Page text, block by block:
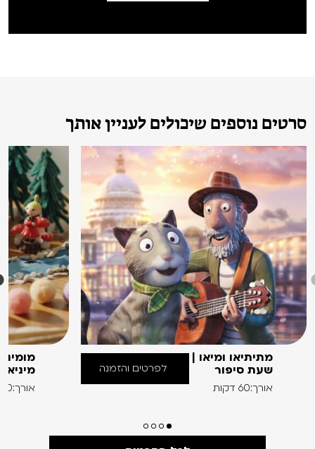
סרטים נוספים שיכולים לעניין אותך
מתיתיאו ומיאו |
שעת סיפור
אורך:60 דקות
לפרטים והזמנה
אורך:60 דקות